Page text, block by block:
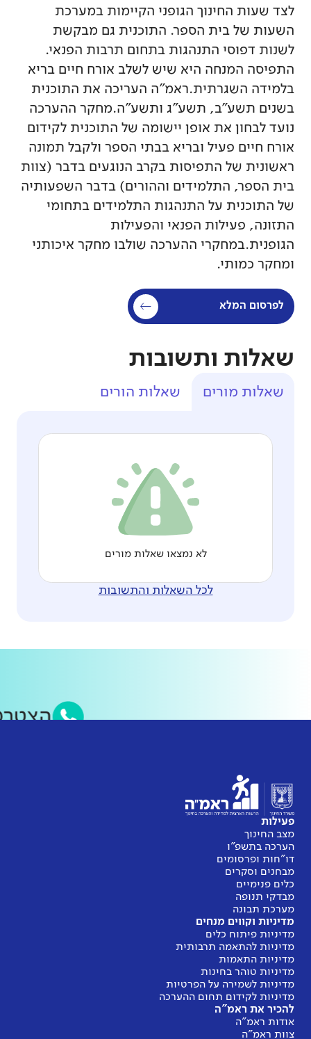
לצד שעות החינוך הגופני הקיימות במערכת
השעות של בית הספר. התוכנית גם מבקשת
לשנות דפוסי התנהגות בתחום תרבות הפנאי.
התפיסה המנחה היא שיש לשלב אורח חיים בריא
בלמידה השגרתית.ראמ"ה העריכה את התוכנית
בשנים תשע"ב, תשע"ג ותשע"ה.מחקר ההערכה
נועד לבחון את אופן יישומה של התוכנית לקידום
אורח חיים פעיל ובריא בבתי הספר ולקבל תמונה
ראשונית של התפיסות בקרב הנוגעים בדבר (צוות
בית הספר, התלמידים וההורים) בדבר השפעותיה
של התוכנית על התנהגות התלמידים בתחומי
התזונה, פעילות הפנאי והפעילות
הגופנית.במחקרי ההערכה שולבו מחקר איכותני
ומחקר כמותי.
לפרסום המלא
שאלות ותשובות
שאלות מורים שאלות הורים
לא נמצאו שאלות מורים
לכל השאלות והתשובות
פעילות
מצב החינוך
הערכה בתשפ"ו
דו"חות ופרסומים
מבחנים וסקרים
כלים פנימיים
מבדקי תנופה
מערכת תבונה
מדיניות וקווים מנחים
מדיניות פיתוח כלים
מדיניות להתאמה תרבותית
מדיניות התאמות
מדיניות טוהר בחינות
מדיניות לשמירה על הפרטיות
מדיניות לקידום תחום ההערכה
להכיר את ראמ"ה
אודות ראמ"ה
צוות ראמ"ה